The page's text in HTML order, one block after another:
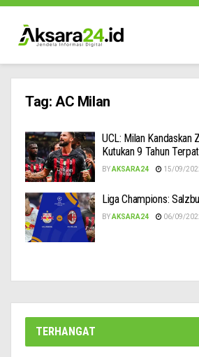
Tag: AC Milan
UCL: Milan Kandaskan
Kutukan 9 Tahun
BYAKSARA24 15/09/
Liga Champions:
BYAKSARA24 06/09/
TERHANGAT